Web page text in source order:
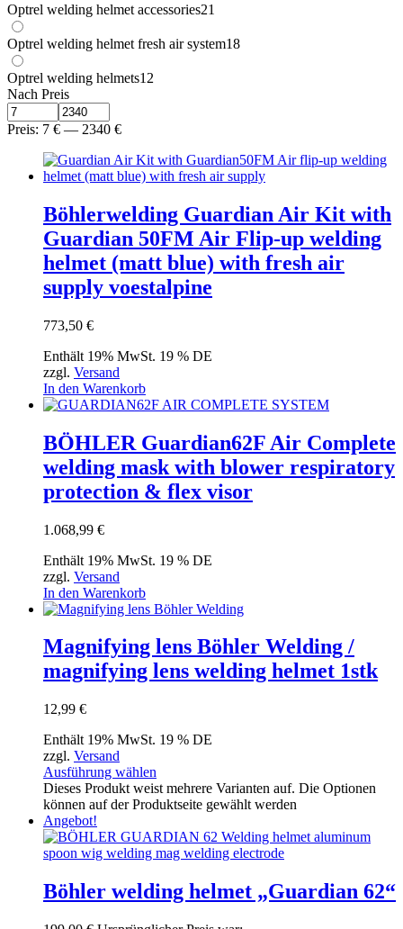
Optrel welding helmet accessories21
Optrel welding helmet fresh air system18
Optrel welding helmets12
Nach Preis
Preis: 7 € — 2340 €
Böhlerwelding Guardian Air Kit with
Guardian 50FM Air Flip-up welding
helmet (matt blue) with fresh air
supply voestalpine
773,50 €
Enthält 19% MwSt. 19 % DE
zzgl. Versand
In den Warenkorb
BÖHLER Guardian62F Air Complete
welding mask with blower respiratory
protection & flex visor
1.068,99 €
Enthält 19% MwSt. 19 % DE
zzgl. Versand
In den Warenkorb
Magnifying lens Böhler Welding /
magnifying lens welding helmet 1stk
12,99 €
Enthält 19% MwSt. 19 % DE
zzgl. Versand
Ausführung wählen
Dieses Produkt weist mehrere Varianten auf. Die Optionen
können auf der Produktseite gewählt werden
Angebot!
Böhler welding helmet „Guardian 62“